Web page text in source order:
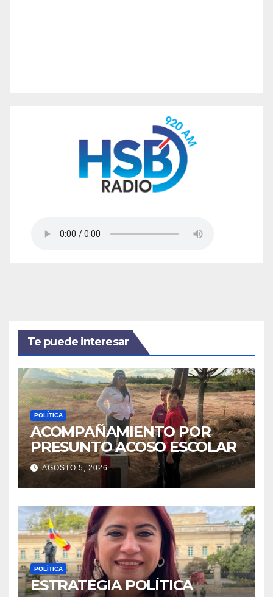
Te puede interesar
POLÍTICA
ACOMPAÑAMIENTO POR
PRESUNTO ACOSO ESCOLAR
AGOSTO 5, 2026
POLÍTICA
ESTRATEGIA POLÍTICA